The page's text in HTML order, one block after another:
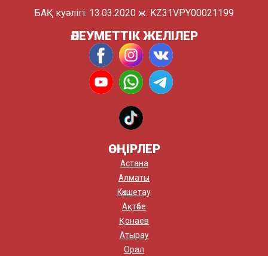
БАҚ куәлігі: 13.03.2020 ж. KZ31VPY00021199
ӘЛЕУМЕТТІК ЖЕЛІЛЕР
ӨҢІРЛЕР
Астана
Алматы
Көкшетау
Ақтөбе
Қонаев
Атырау
Орал